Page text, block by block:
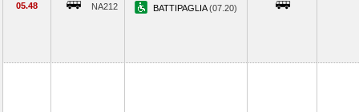
05.48 NA212 BATTIPAGLIA(07.20)